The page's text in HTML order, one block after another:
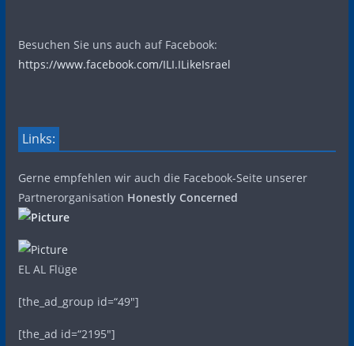
Besuchen Sie uns auch auf Facebook:
https://www.facebook.com/ILI.ILikeIsrael
Links:
Gerne empfehlen wir auch die Facebook-Seite unserer
Partnerorganisation Honestly Concerned
EL AL Flüge
[the_ad_group id=“49″]
[the_ad id=“2195″]